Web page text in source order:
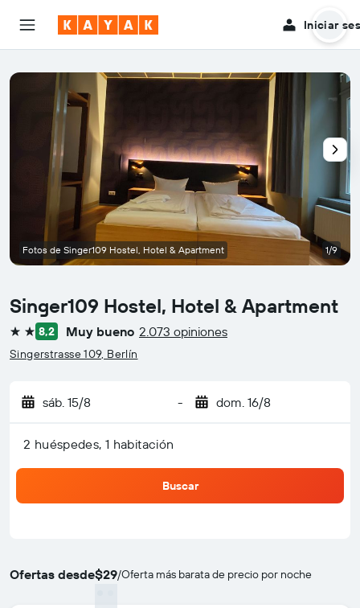
Iniciar
Singer109 Hostel, Hotel & Apartment
2 estrellas
8,2 Muy bueno 2.073 opiniones
Singerstrasse 109, Berlín
sáb. 15/8 - dom. 16/8
2 huéspedes, 1 habitación
Buscar
Ofertas desde$29/Oferta más barata de precio por noche
Fotos de Singer109 Hostel, Hotel & Apartment 1/9